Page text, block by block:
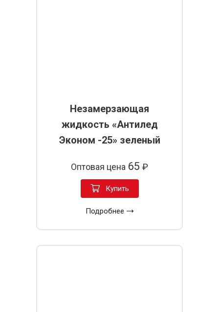
Незамерзающая
жидкость «Антилед
Эконом -25» зеленый
Оптовая цена 65 ₽
Купить
Подробнее